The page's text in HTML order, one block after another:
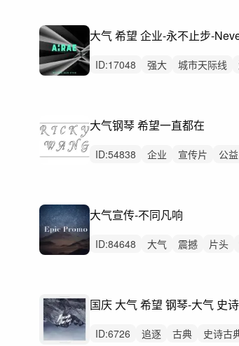
大气 希望 企业-永不止步-
ID:17048 强大 城市天际线
大气钢琴 希望一直都在
ID:54838 企业 宣传片 公益
大气宣传-不同凡响
ID:84648 大气 震撼 片头
国庆 大气 希望 钢琴-大气 史
ID:6726 追逐 古典 史诗古